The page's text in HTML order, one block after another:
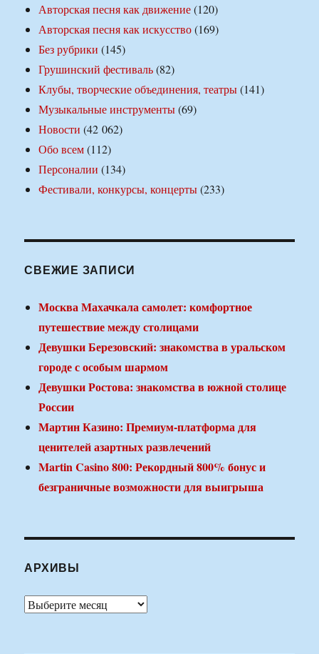
Авторская песня как движение(120)
Авторская песня как искусство(169)
Без рубрики (145)
Грушинский фестиваль(82)
Клубы, творческие объединения, театры(141)
Музыкальные инструменты(69)
Новости (42 062)
Обо всем(112)
Персоналии (134)
Фестивали, конкурсы, концерты(233)
СВЕЖИЕ ЗАПИСИ
Москва Махачкала самолет: комфортное
путешествие между столицами
Девушки Березовский: знакомства в уральском
городе с особым шармом
Девушки Ростова: знакомства в южной столице
России
Мартин Казино: Премиум-платформа для
ценителей азартных развлечений
Martin Casino 800: Рекордный 800% бонус и
безграничные возможности для выигрыша
АРХИВЫ
Архивы